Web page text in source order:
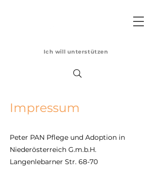
Ich will unterstützen
Impressum
Peter PAN Pflege und Adoption in
Niederösterreich G.m.b.H.
Langenlebarner Str. 68-70